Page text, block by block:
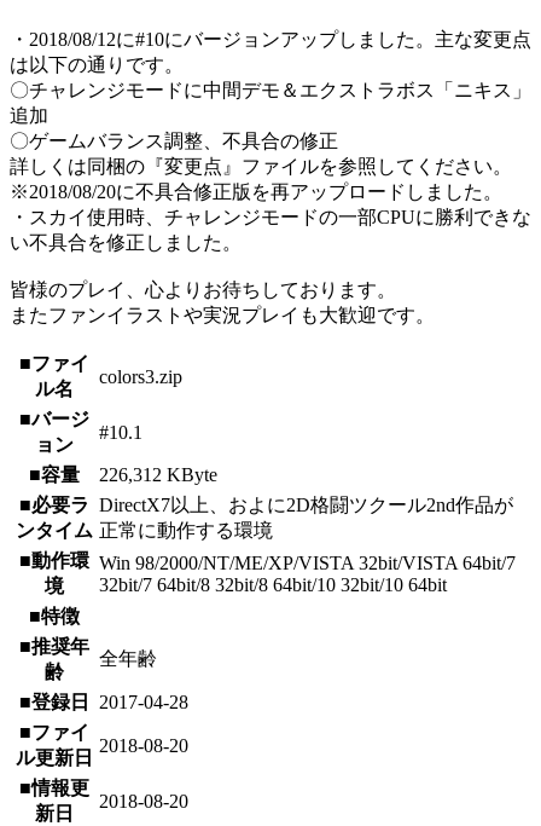
・2018/08/12に#10にバージョンアップしました。主な変更点
は以下の通りです。
〇チャレンジモードに中間デモ＆エクストラボス「ニキス」
追加
〇ゲームバランス調整、不具合の修正
詳しくは同梱の『変更点』ファイルを参照してください。
※2018/08/20に不具合修正版を再アップロードしました。
・スカイ使用時、チャレンジモードの一部CPUに勝利できな
い不具合を修正しました。
皆様のプレイ、心よりお待ちしております。
またファンイラストや実況プレイも大歓迎です。
■ファイ
ル名
colors3.zip
■バージ
ョン
#10.1
■容量
226,312 KByte
■必要ラ
ンタイム
DirectX7以上、およに2D格闘ツクール2nd作品が
正常に動作する環境
■動作環
境
Win 98/2000/NT/ME/XP/VISTA 32bit/VISTA 64bit/7
32bit/7 64bit/8 32bit/8 64bit/10 32bit/10 64bit
■特徴
■推奨年
齢
全年齢
■登録日
2017-04-28
■ファイ
ル更新日
2018-08-20
■情報更
新日
2018-08-20